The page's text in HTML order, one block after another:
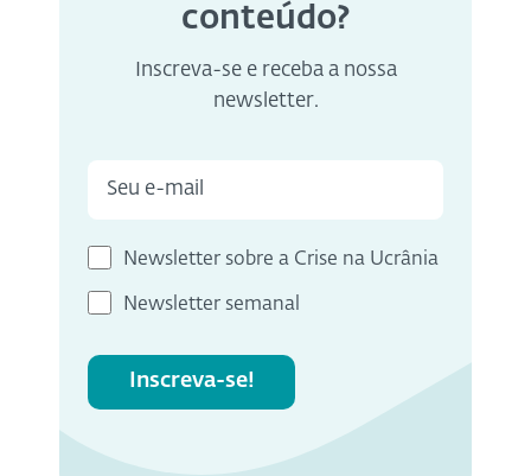
conteúdo?
Inscreva-se e receba a nossa
newsletter.
Newsletter sobre a Crise na Ucrânia
Newsletter semanal
Inscreva-se!